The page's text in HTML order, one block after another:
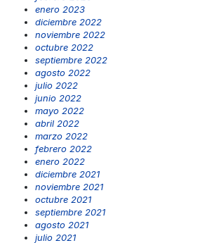
enero 2023
diciembre 2022
noviembre 2022
octubre 2022
septiembre 2022
agosto 2022
julio 2022
junio 2022
mayo 2022
abril 2022
marzo 2022
febrero 2022
enero 2022
diciembre 2021
noviembre 2021
octubre 2021
septiembre 2021
agosto 2021
julio 2021